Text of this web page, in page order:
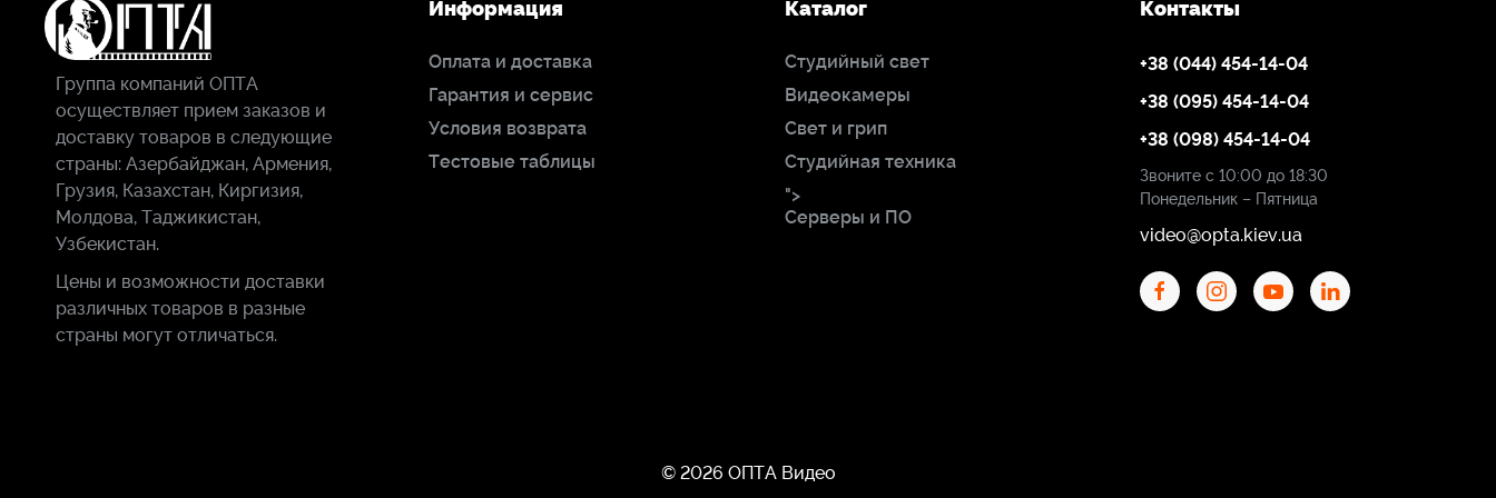
Группа компаний ОПТА
осуществляет прием заказов и
доставку товаров в следующие
страны: Азербайджан, Армения,
Грузия, Казахстан, Киргизия,
Молдова, Таджикистан,
Узбекистан.
Цены и возможности доставки
различных товаров в разные
страны могут отличаться.
Информация
Оплата и доставка
Гарантия и сервис
Условия возврата
Тестовые таблицы
Каталог
Студийный свет
Видеокамеры
Свет и грип
Студийная техника
">
Серверы и ПО
Контакты
+38 (044) 454-14-04
+38 (095) 454-14-04
+38 (098) 454-14-04
Звоните с 10:00 до 18:30
Понедельник – Пятница
video@opta.kiev.ua
© 2026 ОПТА Видео